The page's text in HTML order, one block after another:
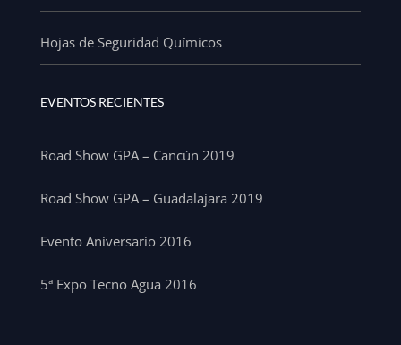
Hojas de Seguridad Químicos
EVENTOS RECIENTES
Road Show GPA – Cancún 2019
Road Show GPA – Guadalajara 2019
Evento Aniversario 2016
5ª Expo Tecno Agua 2016